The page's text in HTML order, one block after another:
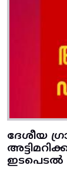
ദേശീയ
ഇടപെടല്‍